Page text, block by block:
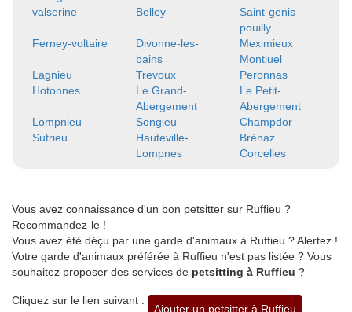
valserine
Belley
Saint-genis-
pouilly
Ferney-voltaire
Divonne-les-
bains
Meximieux
Montluel
Lagnieu
Trevoux
Peronnas
Hotonnes
Le Grand-
Abergement
Le Petit-
Abergement
Lompnieu
Songieu
Champdor
Sutrieu
Hauteville-
Lompnes
Brénaz
Corcelles
Vous avez connaissance d'un bon petsitter sur Ruffieu ?
Recommandez-le !
Vous avez été déçu par une garde d'animaux à Ruffieu ? Alertez !
Votre garde d'animaux préférée à Ruffieu n'est pas listée ? Vous
souhaitez proposer des services de petsitting à Ruffieu ?
Cliquez sur le lien suivant :
Ajouter un petsitter à Ruffieu